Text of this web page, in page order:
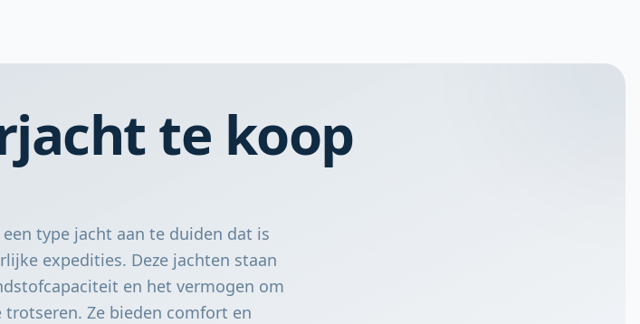
te koop
type jacht aan te duiden dat is
expedities. Deze jachten staan
en het vermogen om
Ze bieden comfort en